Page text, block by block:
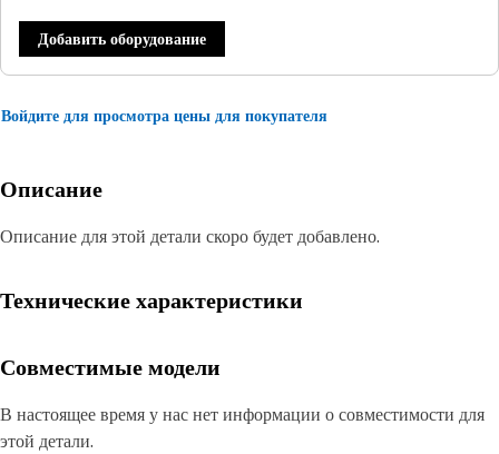
Добавить оборудование
Войдите для просмотра цены для покупателя
Описание
Описание для этой детали скоро будет добавлено.
Технические характеристики
Совместимые модели
В настоящее время у нас нет информации о совместимости для
этой детали.